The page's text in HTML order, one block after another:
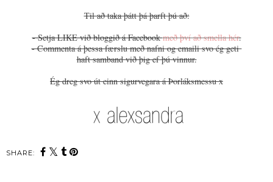
Til að taka þátt þá þarft þú að:
- Setja LIKE við bloggið á Facebookmeð því að smella hér.
- Commenta á þessa færslu með nafni og emaili svo ég geti
haft samband við þig ef þú vinnur.
Ég dreg svo út einn sigurvegara á Þorláksmessu x
SHARE: